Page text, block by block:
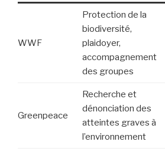
WWF
Protection de la
biodiversité,
plaidoyer,
accompagnement
des groupes
Greenpeace
Recherche et
dénonciation des
atteintes graves à
l’environnement